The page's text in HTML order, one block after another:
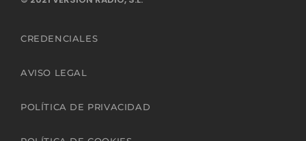
CREDENCIALES
AVISO LEGAL
POLÍTICA DE PRIVACIDAD